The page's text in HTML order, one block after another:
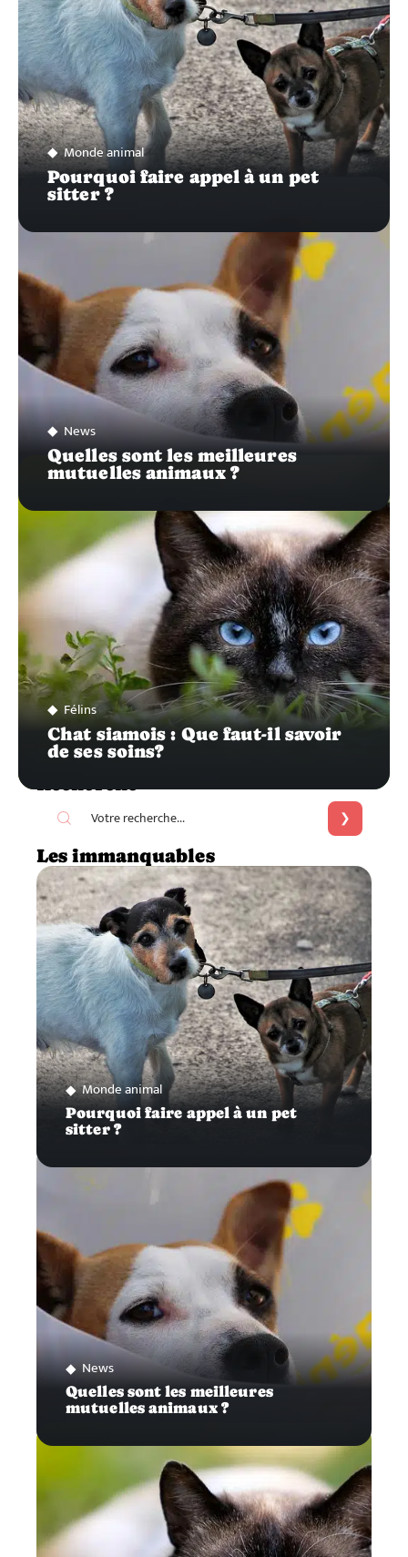
Monde animal
Pourquoi faire appel à un pet
sitter ?
News
Quelles sont les meilleures
mutuelles animaux ?
Félins
Chat siamois : Que faut-il savoir
de ses soins?
Recherche
Les immanquables
Monde animal
Pourquoi faire appel à un pet
sitter ?
News
Quelles sont les meilleures
mutuelles animaux ?